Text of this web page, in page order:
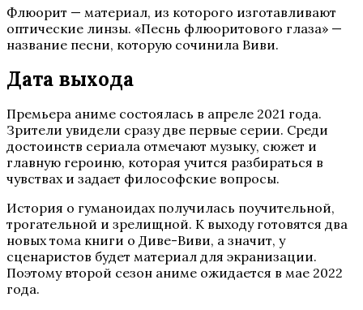
Флюорит — материал, из которого изготавливают
оптические линзы. «Песнь флюоритового глаза» —
название песни, которую сочинила Виви.
Дата выхода
Премьера аниме состоялась в апреле 2021 года.
Зрители увидели сразу две первые серии. Среди
достоинств сериала отмечают музыку, сюжет и
главную героиню, которая учится разбираться в
чувствах и задает философские вопросы.
История о гуманоидах получилась поучительной,
трогательной и зрелищной. К выходу готовятся два
новых тома книги о Диве-Виви, а значит, у
сценаристов будет материал для экранизации.
Поэтому второй сезон аниме ожидается в мае 2022
года.